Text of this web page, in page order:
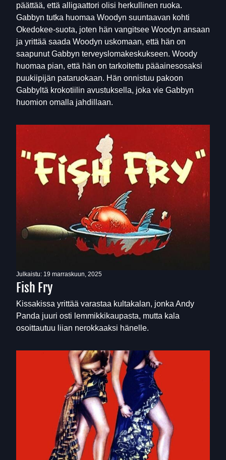
päättää, että alligaattori olisi herkullinen ruoka.
Gabbyn tutka huomaa Woodyn suuntaavan kohti
Okedokee-suota, joten hän vangitsee Woodyn ansaan
ja yrittää saada Woodyn uskomaan, että hän on
saapunut Gabbyn terveyslomakeskukseen. Woody
huomaa pian, että hän on tarkoitettu pääainesosaksi
puukiipijän pataruokaan. Hän onnistuu pakoon
Gabbyltä krokotiilin avustuksella, joka vie Gabbyn
huomion omalla jahdillaan.
Julkaistu: 19 marraskuun, 2025
Fish Fry
Kissakissa yrittää varastaa kultakalan, jonka Andy
Panda juuri osti lemmikkikaupasta, mutta kala
osoittautuu liian nerokkaaksi hänelle.